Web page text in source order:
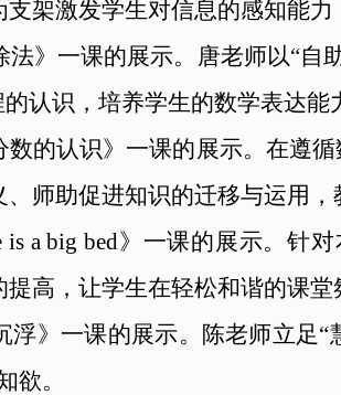
架激发学生对信息的感知能力
》一课的展示。唐老师以“
认识，培养学生的数学表达能
的认识》一课的展示。在遵
师助促进知识的迁移与运用，
is a big bed》一课的展示。
高，让学生在轻松和谐的课堂
》一课的展示。陈老师立足
欲。